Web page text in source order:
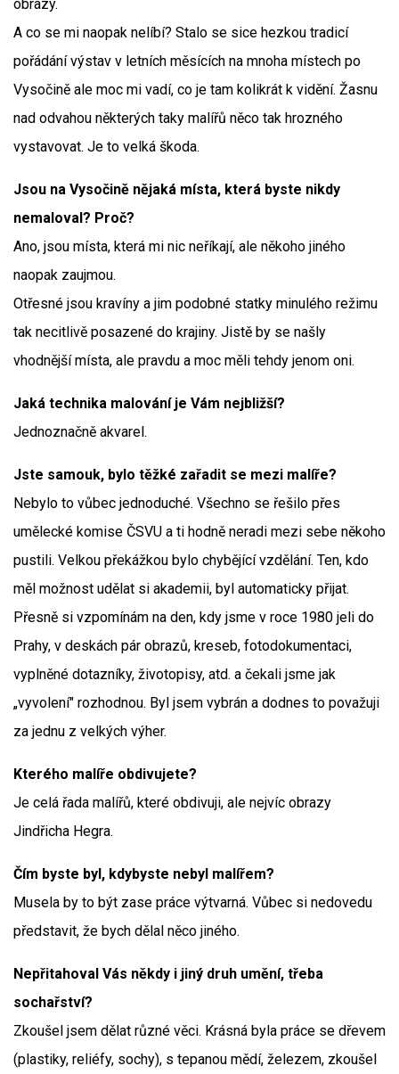
obrazy.
A co se mi naopak nelíbí? Stalo se sice hezkou tradicí
pořádání výstav v letních měsících na mnoha místech po
Vysočině ale moc mi vadí, co je tam kolikrát k vidění. Žasnu
nad odvahou některých taky malířů něco tak hrozného
vystavovat. Je to velká škoda.
Jsou na Vysočině nějaká místa, která byste nikdy
nemaloval? Proč?
Ano, jsou místa, která mi nic neříkají, ale někoho jiného
naopak zaujmou.
Otřesné jsou kravíny a jim podobné statky minulého režimu
tak necitlivě posazené do krajiny. Jistě by se našly
vhodnější místa, ale pravdu a moc měli tehdy jenom oni.
Jaká technika malování je Vám nejbližší?
Jednoznačně akvarel.
Jste samouk, bylo těžké zařadit se mezi malíře?
Nebylo to vůbec jednoduché. Všechno se řešilo přes
umělecké komise ČSVU a ti hodně neradi mezi sebe někoho
pustili. Velkou překážkou bylo chybějící vzdělání. Ten, kdo
měl možnost udělat si akademii, byl automaticky přijat.
Přesně si vzpomínám na den, kdy jsme v roce 1980 jeli do
Prahy, v deskách pár obrazů, kreseb, fotodokumentaci,
vyplněné dotazníky, životopisy, atd. a čekali jsme jak
„vyvolení" rozhodnou. Byl jsem vybrán a dodnes to považuji
za jednu z velkých výher.
Kterého malíře obdivujete?
Je celá řada malířů, které obdivuji, ale nejvíc obrazy
Jindřicha Hegra.
Čím byste byl, kdybyste nebyl malířem?
Musela by to být zase práce výtvarná. Vůbec si nedovedu
představit, že bych dělal něco jiného.
Nepřitahoval Vás někdy i jiný druh umění, třeba
sochařství?
Zkoušel jsem dělat různé věci. Krásná byla práce se dřevem
(plastiky, reliéfy, sochy), s tepanou mědí, železem, zkoušel